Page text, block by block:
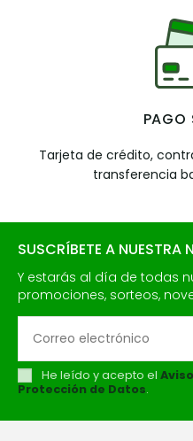
PAGO
Tarjeta de crédito,
transferencia
SUSCRÍBETE A NUESTRA
Y estarás al día de todas
promociones, sorteos,
He leído y acepto el
Protección de Datos.